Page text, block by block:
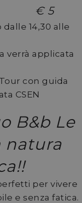
€ 5
dalle 14,30 alle
verrà applicata
con guida
CSEN
B&b Le
natura
per vivere
e senza fatica.